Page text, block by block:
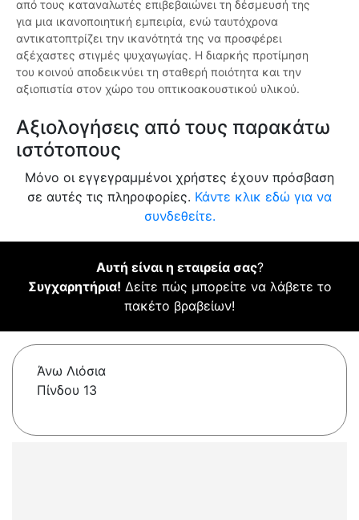
από τους καταναλωτές επιβεβαιώνει τη δέσμευσή της
για μια ικανοποιητική εμπειρία, ενώ ταυτόχρονα
αντικατοπτρίζει την ικανότητά της να προσφέρει
αξέχαστες στιγμές ψυχαγωγίας. Η διαρκής προτίμηση
του κοινού αποδεικνύει τη σταθερή ποιότητα και την
αξιοπιστία στον χώρο του οπτικοακουστικού υλικού.
Αξιολογήσεις από τους παρακάτω
ιστότοπους
Μόνο οι εγγεγραμμένοι χρήστες έχουν πρόσβαση
σε αυτές τις πληροφορίες. Κάντε κλικ εδώ για να
συνδεθείτε.
Αυτή είναι η εταιρεία σας?
Συγχαρητήρια! Δείτε πώς μπορείτε να λάβετε το
πακέτο βραβείων!
Άνω Λιόσια
Πίνδου 13